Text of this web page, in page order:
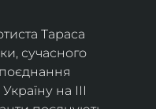
Тараса
сучасного
на ІІІ